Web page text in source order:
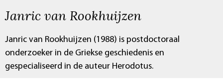
Janric van Rookhuijzen
Janric van Rookhuijzen (1988) is postdoctoraal
onderzoeker in de Griekse geschiedenis en
gespecialiseerd in de auteur Herodotus.